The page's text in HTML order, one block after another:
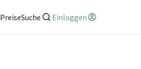
PreiseSuche Einloggen